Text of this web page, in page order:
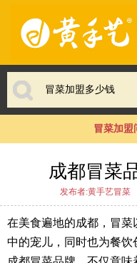
冒菜加盟
成都冒菜
发布者:黄手艺冒菜
在美食遍地的成都，冒
中的宠儿，同时也为餐